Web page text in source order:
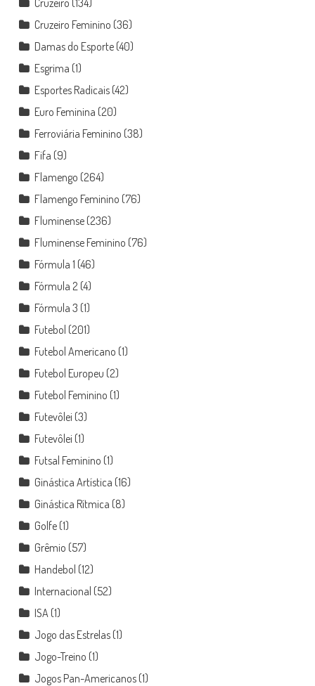
Cruzeiro Feminino (36)
Damas do Esporte(40)
Esgrima (1)
Esportes Radicais(42)
Euro Feminina (20)
Ferroviária Feminino (38)
Fifa (9)
Flamengo (264)
Flamengo Feminino (76)
Fluminense(236)
Fluminense Feminino (76)
Fórmula 1 (46)
Fórmula 2 (4)
Fórmula 3 (1)
Futebol (201)
Futebol Americano (1)
Futebol Europeu (2)
Futebol Feminino (1)
Futevôlei (3)
Futevôlei (1)
Futsal Feminino (1)
Ginástica Artística (16)
Ginástica Rítmica (8)
Golfe(1)
Grêmio (57)
Handebol (12)
Internacional (52)
ISA (1)
Jogo das Estrelas(1)
Jogo-Treino (1)
Jogos Pan-Americanos(1)